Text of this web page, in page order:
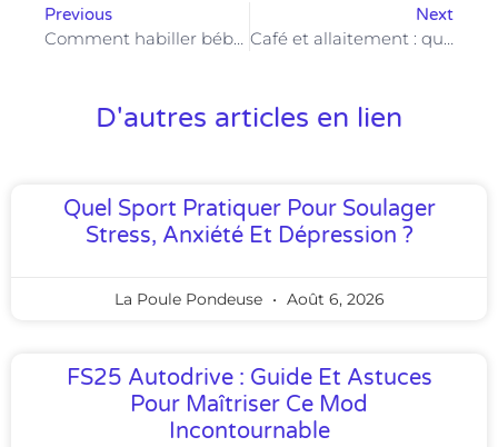
Previous
Comment habiller bébé pour dormir sans risquer la surchauffe ou le froid ?
Next
Café et allaitement : quels effets sur le bébé et la maman ?
D'autres articles en lien
Quel Sport Pratiquer Pour Soulager
Stress, Anxiété Et Dépression ?
La Poule Pondeuse Août 6, 2026
FS25 Autodrive : Guide Et Astuces
Pour Maîtriser Ce Mod
Incontournable